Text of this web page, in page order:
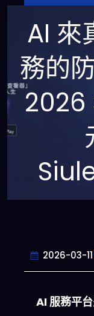
AI 來
務的
2026
2026-03-11
AI 服務平台